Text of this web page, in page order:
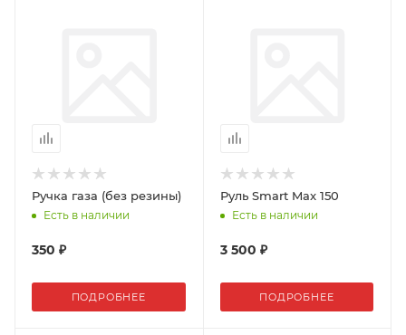
Ручка газа (без резины)
Есть в наличии
350 ₽
ПОДРОБНЕЕ
Руль Smart Max 150
Есть в наличии
3 500 ₽
ПОДРОБНЕЕ